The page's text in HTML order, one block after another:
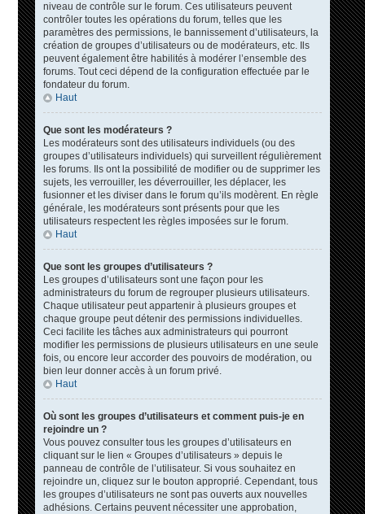
niveau de contrôle sur le forum. Ces utilisateurs peuvent
contrôler toutes les opérations du forum, telles que les
paramètres des permissions, le bannissement d’utilisateurs, la
création de groupes d’utilisateurs ou de modérateurs, etc. Ils
peuvent également être habilités à modérer l’ensemble des
forums. Tout ceci dépend de la configuration effectuée par le
fondateur du forum.
Haut
Que sont les modérateurs ?
Les modérateurs sont des utilisateurs individuels (ou des
groupes d’utilisateurs individuels) qui surveillent régulièrement
les forums. Ils ont la possibilité de modifier ou de supprimer les
sujets, les verrouiller, les déverrouiller, les déplacer, les
fusionner et les diviser dans le forum qu’ils modèrent. En règle
générale, les modérateurs sont présents pour que les
utilisateurs respectent les règles imposées sur le forum.
Haut
Que sont les groupes d’utilisateurs ?
Les groupes d’utilisateurs sont une façon pour les
administrateurs du forum de regrouper plusieurs utilisateurs.
Chaque utilisateur peut appartenir à plusieurs groupes et
chaque groupe peut détenir des permissions individuelles.
Ceci facilite les tâches aux administrateurs qui pourront
modifier les permissions de plusieurs utilisateurs en une seule
fois, ou encore leur accorder des pouvoirs de modération, ou
bien leur donner accès à un forum privé.
Haut
Où sont les groupes d’utilisateurs et comment puis-je en
rejoindre un ?
Vous pouvez consulter tous les groupes d’utilisateurs en
cliquant sur le lien « Groupes d’utilisateurs » depuis le
panneau de contrôle de l’utilisateur. Si vous souhaitez en
rejoindre un, cliquez sur le bouton approprié. Cependant, tous
les groupes d’utilisateurs ne sont pas ouverts aux nouvelles
adhésions. Certains peuvent nécessiter une approbation,